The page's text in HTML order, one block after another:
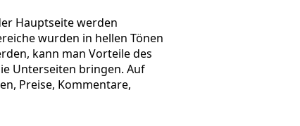
Hauptseite werden
wurden in hellen Tönen
kann man Vorteile des
Unterseiten bringen. Auf
Preise, Kommentare,